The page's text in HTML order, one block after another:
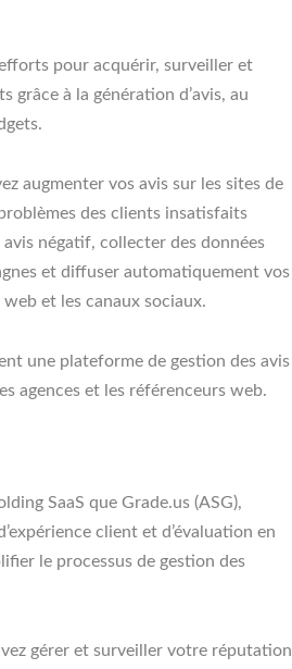
pour acquérir, surveiller et
grâce à la génération d’avis, au
augmenter vos avis sur les sites de
des clients insatisfaits
avis négatif, collecter des données
et diffuser automatiquement vos
et les canaux sociaux.
une plateforme de gestion des avis
agences et les référenceurs web.
SaaS que Grade.us (ASG),
client et d’évaluation en
le processus de gestion des
gérer et surveiller votre réputation